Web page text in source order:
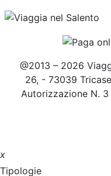
@2013 – 2026
26, - 73039
Autorizzazione N. 3
x
Tipologie